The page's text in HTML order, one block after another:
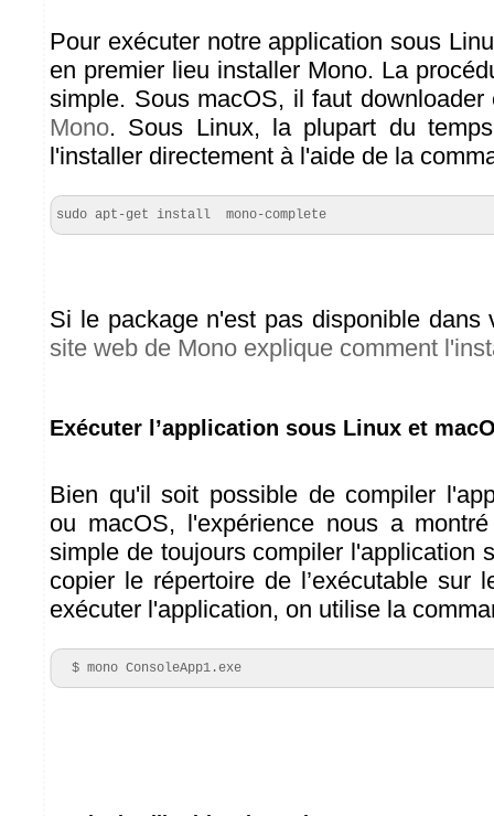
Pour exécuter notre application sous
en premier lieu installer Mono. La
simple. Sous macOS, il faut
Mono. Sous Linux, la plupart du
l'installer directement à l'aide de la
sudo apt-get install  mono-complete
Si le package n'est pas disponible
site web de Mono explique comment
Exécuter l’application sous Linux et
Bien qu'il soit possible de compiler
ou macOS, l'expérience nous a
simple de toujours compiler l'application
copier le répertoire de l’exécutable sur
exécuter l'application, on utilise la
  $ mono ConsoleApp1.exe